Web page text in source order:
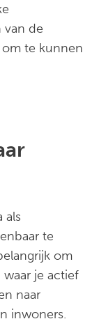
van de
te kunnen
als
te
om
je actief
naar
inwoners.